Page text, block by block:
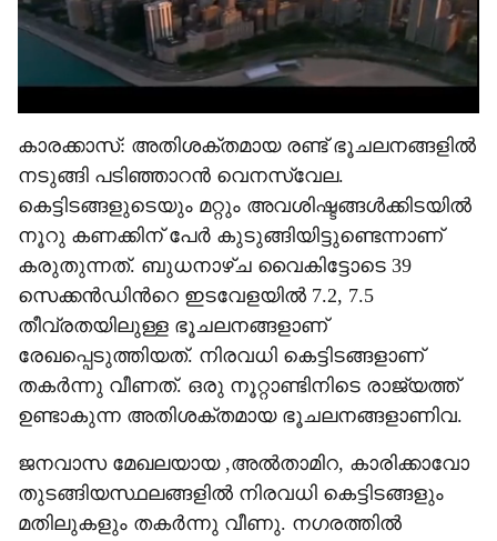
കാരക്കാസ്: അതിശക്തമായ രണ്ട് ഭൂചലനങ്ങളിൽ
നടുങ്ങി പടിഞ്ഞാറൻ വെനസ്വേല.
കെട്ടിടങ്ങളുടെയും മറ്റും അവശിഷ്ടങ്ങൾക്കിടയിൽ
നൂറു കണക്കിന് പേർ കുടുങ്ങിയിട്ടുണ്ടെന്നാണ്
കരുതുന്നത്. ബുധനാഴ്ച വൈകിട്ടോടെ 39
സെക്കൻഡിന്‍റെ ഇടവേളയിൽ 7.2, 7.5
തീവ്രതയിലുള്ള ഭൂചലനങ്ങളാണ്
രേഖപ്പെടുത്തിയത്. നിരവധി കെട്ടിടങ്ങളാണ്
തകർന്നു വീണത്. ഒരു നൂറ്റാണ്ടിനിടെ രാജ്യത്ത്
ഉണ്ടാകുന്ന അതിശക്തമായ ‌ഭൂചലനങ്ങളാണിവ.
ജനവാസ മേഖലയായ ,അൽതാമിറ, കാരിക്കാവോ
തുടങ്ങിയസ്ഥലങ്ങളിൽ നിരവധി കെട്ടിടങ്ങളും
മതിലുകളും തകർന്നു വീണു. നഗരത്തിൽ